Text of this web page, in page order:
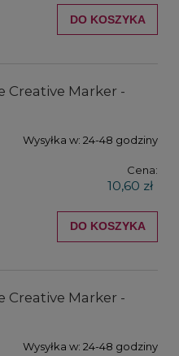
DO KOSZYKA
Creative Marker -
Wysyłka w: 24-48 godziny
Cena:
10,60 zł
DO KOSZYKA
Creative Marker -
Wysyłka w: 24-48 godziny